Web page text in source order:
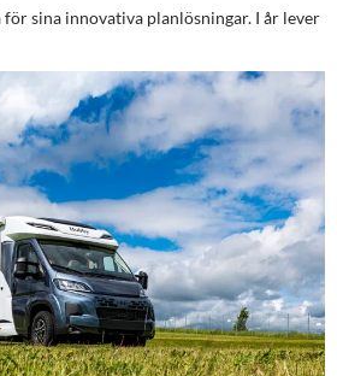
sina innovativa planlösningar. I år lever